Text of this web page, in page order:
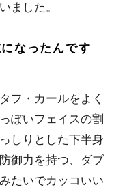
ました。
なったんです
フ・カールをよく
ぽいフェイスの割
しりとした下半身
御力を持つ、ダブ
たいでカッコいい